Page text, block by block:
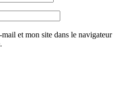
et mon site dans le navigateur